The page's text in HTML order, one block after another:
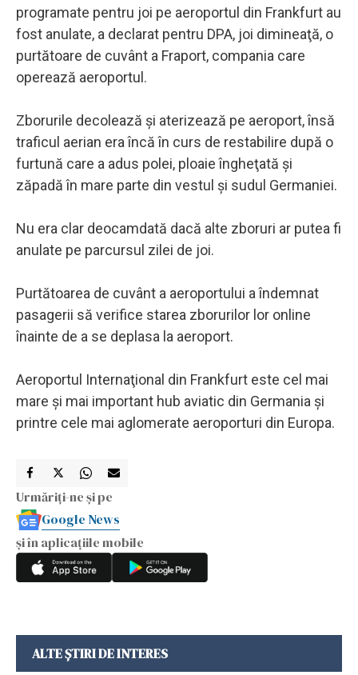
programate pentru joi pe aeroportul din Frankfurt au
fost anulate, a declarat pentru DPA, joi dimineaţă, o
purtătoare de cuvânt a Fraport, compania care
operează aeroportul.
Zborurile decolează şi aterizează pe aeroport, însă
traficul aerian era încă în curs de restabilire după o
furtună care a adus polei, ploaie îngheţată şi
zăpadă în mare parte din vestul şi sudul Germaniei.
Nu era clar deocamdată dacă alte zboruri ar putea fi
anulate pe parcursul zilei de joi.
Purtătoarea de cuvânt a aeroportului a îndemnat
pasagerii să verifice starea zborurilor lor online
înainte de a se deplasa la aeroport.
Aeroportul Internaţional din Frankfurt este cel mai
mare şi mai important hub aviatic din Germania şi
printre cele mai aglomerate aeroporturi din Europa.
Urmăriți-ne și pe
Google News
și în aplicațiile mobile
ALTE ȘTIRI DE INTERES